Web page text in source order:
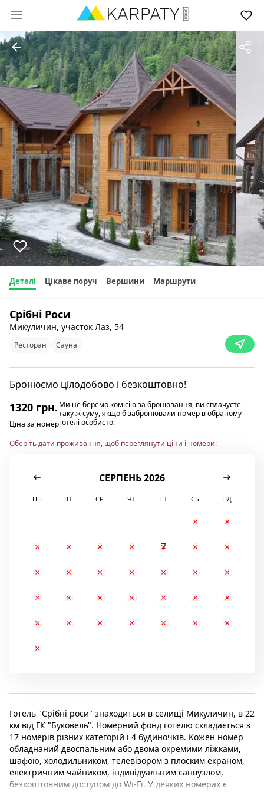
Деталі Цікаве поруч Вершини Маршрути
Срібні Роси
Микуличин, участок Лаз, 54
Ресторан Сауна
Бронюємо цілодобово і безкоштовно!
1320 грн.
Ціна за номер
Ми не беремо комісію за бронювання, ви сплачуєте
таку ж суму, якщо б забронювали номер в обраному
готелі особисто.
Оберіть дати проживання, щоб переглянути ціни і номери:
СЕРПЕНЬ 2026
ПН ВТ СР ЧТ ПТ СБ НД
1
2
3
4 5 6 7 8
9
10
11 12 13 14 15
16
17
18 19 20 21 22
23
24
25 26 27 28 29
30
31
Готель "Срібні роси" знаходиться в селищі Микуличин, в 22
км від ГК "Буковель". Номерний фонд готелю складається з
17 номерів різних категорій і 4 будиночків. Кожен номер
обладнаний двоспальним або двома окремими ліжками,
шафою, холодильником, телевізором з плоским екраном,
електричним чайником, індивідуальним санвузлом,
безкоштовним доступом до Wi-Fi. У деяких номерах є